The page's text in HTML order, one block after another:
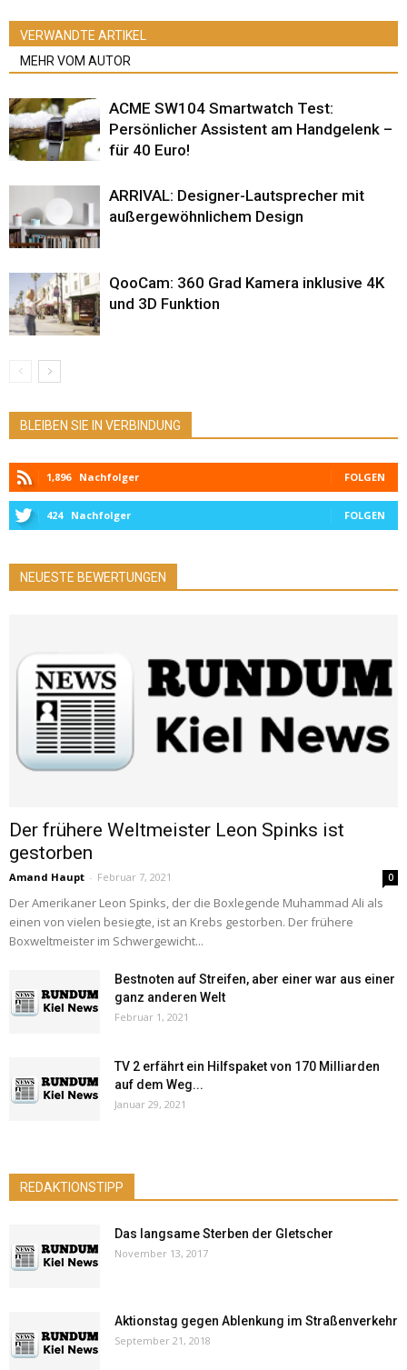
VERWANDTE ARTIKEL
MEHR VOM AUTOR
ACME SW104 Smartwatch Test:
Persönlicher Assistent am Handgelenk –
für 40 Euro!
ARRIVAL: Designer-Lautsprecher mit
außergewöhnlichem Design
QooCam: 360 Grad Kamera inklusive 4K
und 3D Funktion
BLEIBEN SIE IN VERBINDUNG
1,896 Nachfolger FOLGEN
424 Nachfolger FOLGEN
NEUESTE BEWERTUNGEN
Der frühere Weltmeister Leon Spinks ist
gestorben
Amand Haupt - Februar 7, 2021 0
Der Amerikaner Leon Spinks, der die Boxlegende Muhammad Ali als
einen von vielen besiegte, ist an Krebs gestorben. Der frühere
Boxweltmeister im Schwergewicht...
Bestnoten auf Streifen, aber einer war aus einer
ganz anderen Welt
Februar 1, 2021
TV 2 erfährt ein Hilfspaket von 170 Milliarden
auf dem Weg...
Januar 29, 2021
REDAKTIONSTIPP
Das langsame Sterben der Gletscher
November 13, 2017
Aktionstag gegen Ablenkung im Straßenverkehr
September 21, 2018